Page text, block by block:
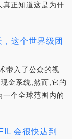
正知道这是为什
这个世界级团
带入了公众的视
金系统,然而,它的
个全球范围内的
会很快达到